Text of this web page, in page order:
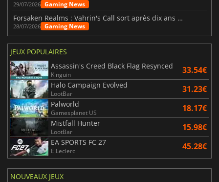
29/07/2026 Gaming News
Forsaken Realms : Vahrin's Call sort après dix ans de développement
28/07/2026 Gaming News
JEUX POPULAIRES
Assassin's Creed Black Flag Resynced
Kinguin 33.54€
Halo Campaign Evolved
LootBar 31.23€
Palworld
Gamesplanet US 18.17€
Mistfall Hunter
LootBar 15.98€
EA SPORTS FC 27
E.Leclerc 45.28€
NOUVEAUX JEUX